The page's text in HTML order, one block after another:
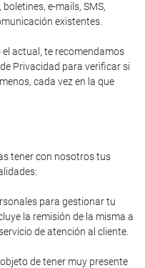
e-mails, SMS,
existentes.
actual, te recomendamos
Privacidad para verificar si
cada vez en la que
tener con nosotros tus
para gestionar tu
la remisión de la misma a
de atención al cliente.
de tener muy presente